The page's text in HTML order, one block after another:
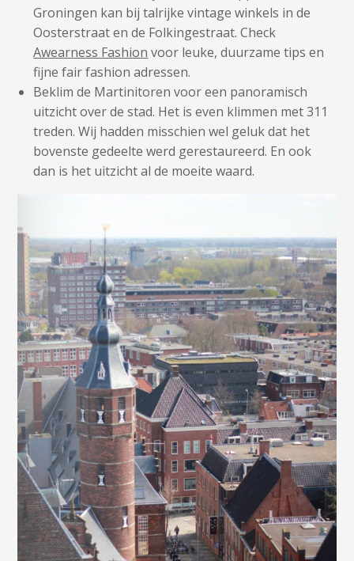
Groningen kan bij talrijke vintage winkels in de
Oosterstraat en de Folkingestraat. Check
Awearness Fashion voor leuke, duurzame tips en
fijne fair fashion adressen.
Beklim de Martinitoren voor een panoramisch
uitzicht over de stad. Het is even klimmen met 311
treden. Wij hadden misschien wel geluk dat het
bovenste gedeelte werd gerestaureerd. En ook
dan is het uitzicht al de moeite waard.